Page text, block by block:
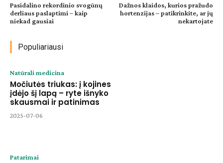
Pasidalino rekordinio svogūnų
derliaus paslaptimi – kaip
niekad gausiai
Dažnos klaidos, kurios pražudo
hortenzijas – patikrinkite, ar jų
nekartojate
Populiariausi
Natūrali medicina
Močiutės triukas: į kojines
įdėjo šį lapą – ryte išnyko
skausmai ir patinimas
2025-07-06
Patarimai